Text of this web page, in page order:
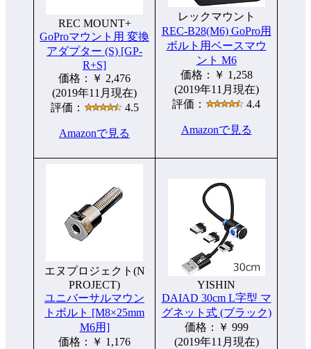
REC MOUNT+
GoProマウント用 変換
アダプター (S) [GP-
R+S]
価格：￥ 2,476
(2019年11月現在)
評価：
4.5
Amazonで見る
レックマウント
REC-B28(M6) GoPro用
ボルト用ベースマウ
ント M6
価格：￥ 1,258
(2019年11月現在)
評価：
4.4
Amazonで見る
エヌプロジェクト(N
PROJECT)
ユニバーサルマウン
トボルト [M8×25mm
M6用]
価格：￥ 1,176
YISHIN
DAIAD 30cm L字型 マ
グネット式 (ブラック)
価格：￥ 999
(2019年11月現在)